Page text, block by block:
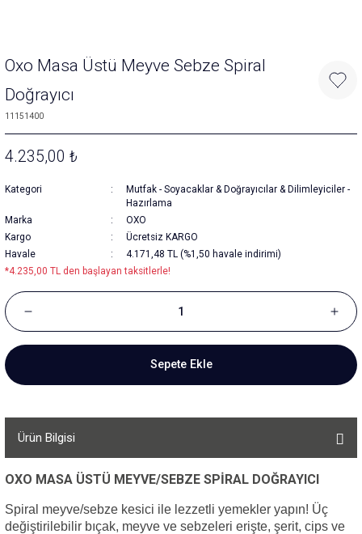
Oxo Masa Üstü Meyve Sebze Spiral
Doğrayıcı
11151400
4.235,00 ₺
Kategori Mutfak - Soyacaklar & Doğrayıcılar & Dilimleyiciler -
Hazırlama
Marka
OXO
Kargo
Ücretsiz KARGO
Havale
4.171,48 TL (%1,50 havale indirimi)
*4.235,00 TL den başlayan taksitlerle!
Sepete Ekle
Ürün Bilgisi
OXO MASA ÜSTÜ MEYVE/SEBZE SPİRAL DOĞRAYICI
Spiral meyve/sebze kesici ile lezzetli yemekler yapın! Üç
değiştirilebilir bıçak, meyve ve sebzeleri erişte, şerit, cips ve